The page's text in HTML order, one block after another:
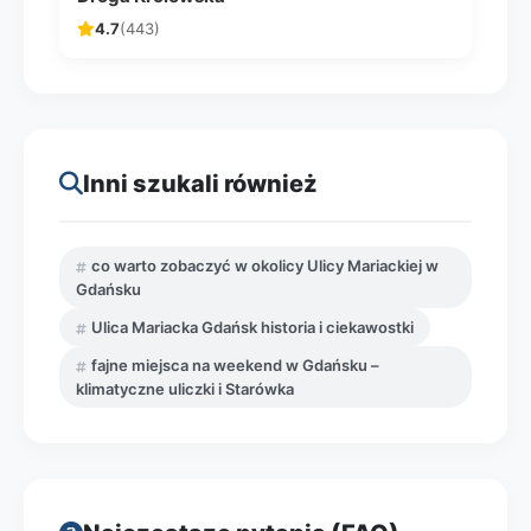
4.7(443)
Inni szukali również
co warto zobaczyć w okolicy Ulicy Mariackiej w
Gdańsku
Ulica Mariacka Gdańsk historia i ciekawostki
fajne miejsca na weekend w Gdańsku –
klimatyczne uliczki i Starówka